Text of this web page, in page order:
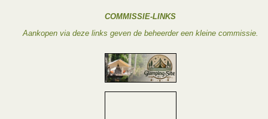
COMMISSIE-LINKS
Aankopen via deze links geven de beheerder een kleine commissie.